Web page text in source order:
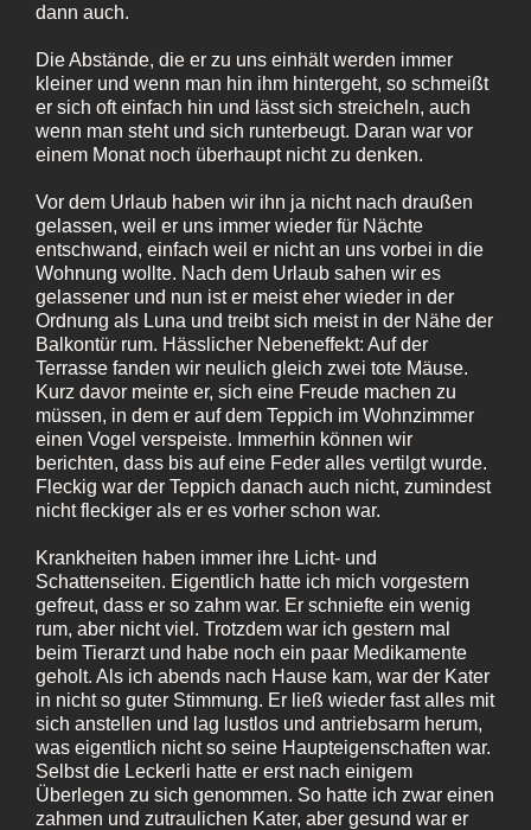
dann auch.
Die Abstände, die er zu uns einhält werden immer
kleiner und wenn man hin ihm hintergeht, so schmeißt
er sich oft einfach hin und lässt sich streicheln, auch
wenn man steht und sich runterbeugt. Daran war vor
einem Monat noch überhaupt nicht zu denken.
Vor dem Urlaub haben wir ihn ja nicht nach draußen
gelassen, weil er uns immer wieder für Nächte
entschwand, einfach weil er nicht an uns vorbei in die
Wohnung wollte. Nach dem Urlaub sahen wir es
gelassener und nun ist er meist eher wieder in der
Ordnung als Luna und treibt sich meist in der Nähe der
Balkontür rum. Hässlicher Nebeneffekt: Auf der
Terrasse fanden wir neulich gleich zwei tote Mäuse.
Kurz davor meinte er, sich eine Freude machen zu
müssen, in dem er auf dem Teppich im Wohnzimmer
einen Vogel verspeiste. Immerhin können wir
berichten, dass bis auf eine Feder alles vertilgt wurde.
Fleckig war der Teppich danach auch nicht, zumindest
nicht fleckiger als er es vorher schon war.
Krankheiten haben immer ihre Licht- und
Schattenseiten. Eigentlich hatte ich mich vorgestern
gefreut, dass er so zahm war. Er schniefte ein wenig
rum, aber nicht viel. Trotzdem war ich gestern mal
beim Tierarzt und habe noch ein paar Medikamente
geholt. Als ich abends nach Hause kam, war der Kater
in nicht so guter Stimmung. Er ließ wieder fast alles mit
sich anstellen und lag lustlos und antriebsarm herum,
was eigentlich nicht so seine Haupteigenschaften war.
Selbst die Leckerli hatte er erst nach einigem
Überlegen zu sich genommen. So hatte ich zwar einen
zahmen und zutraulichen Kater, aber gesund war er